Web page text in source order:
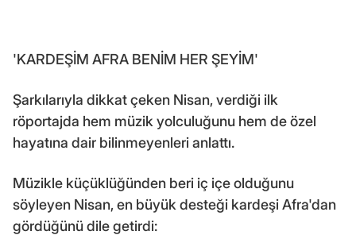
'KARDEŞİM AFRA BENİM HER ŞEYİM'
Şarkılarıyla dikkat çeken Nisan, verdiği ilk
röportajda hem müzik yolculuğunu hem de özel
hayatına dair bilinmeyenleri anlattı.
Müzikle küçüklüğünden beri iç içe olduğunu
söyleyen Nisan, en büyük desteği kardeşi Afra'dan
gördüğünü dile getirdi: